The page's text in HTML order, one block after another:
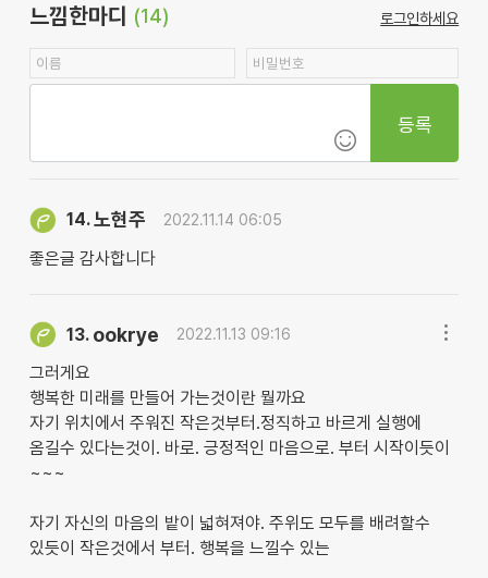
느낌한마디 (14) 로그인하세요
등록
14.노현주 2022.11.14 06:05
좋은글 감사합니다
13. ookrye 2022.11.13 09:16
그러게요
행복한 미래를 만들어 가는것이란 뭘까요
자기 위치에서 주워진 작은것부터.정직하고 바르게 실행에
옴길수 있다는것이. 바로. 긍정적인 마음으로. 부터 시작이듯이
~~~
자기 자신의 마음의 밭이 넓혀져야. 주위도 모두를 배려할수
있듯이 작은것에서 부터. 행복을 느낄수 있는